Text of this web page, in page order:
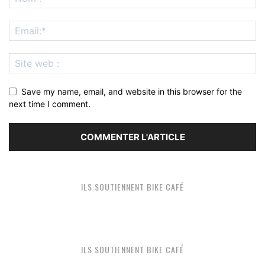
Save my name, email, and website in this browser for the
next time I comment.